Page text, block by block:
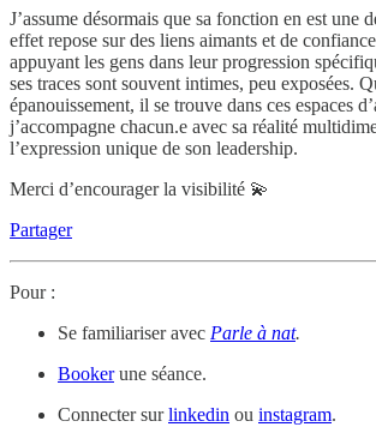
J’assume désormais que sa fonction en est une
effet repose sur des liens aimants et de
appuyant les gens dans leur progression
ses traces sont souvent intimes, peu exposées.
épanouissement, il se trouve dans ces espaces
j’accompagne chacun.e avec sa réalité
l’expression unique de son leadership.
Merci d’encourager la visibilité 💫
Partager
Pour :
Se familiariser avec Parle à nat.
Bookerune séance.
Connecter surlinkedin ou instagram.